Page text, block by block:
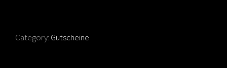
Category: Gutscheine